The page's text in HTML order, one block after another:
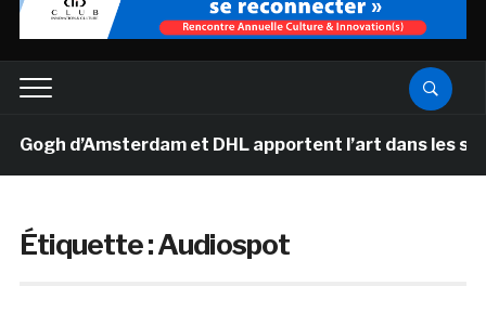
d’Amsterdam et DHL apportent l’art dans les
Étiquette :Audiospot